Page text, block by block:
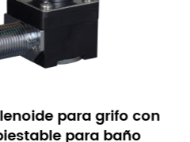
del grifo del
de manos de